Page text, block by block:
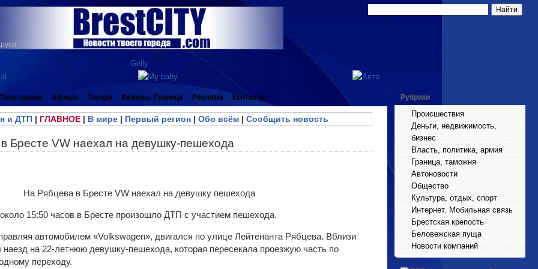
Афиша Погода Камеры. Граница Реклама Контакты
и ДТП| ГЛАВНОЕ| В мире| Первый регион| Обо всём| Сообщить новость
Бресте VW наехал на девушку-пешехода
15:50 часов в Бресте произошло ДТП с участием пешехода.
автомобилем «Volkswagen», двигался по улице Лейтенанта Рябцева. Вблизи
на 22-летнюю девушку-пешехода, которая пересекала проезжую часть по
переходу.
Рубрики
Происшествия
Деньги, недвижимость,
бизнес
Власть, политика, армия
Граница, таможня
Автоновости
Общество
Культура, отдых, спорт
Интернет. Мобильная связь
Брестская крепость
Беловежская пуща
Новости компаний